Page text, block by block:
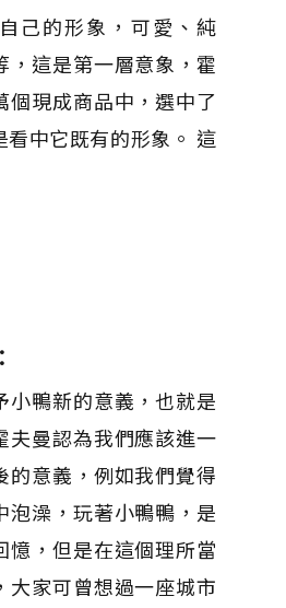
己的形象，可愛、純
這是第一層意象，霍
個現成商品中，選中了
看中它既有的形象。 這
小鴨新的意義，也就是
夫曼認為我們應該進一
的意義，例如我們覺得
泡澡，玩著小鴨鴨，是
憶，但是在這個理所當
大家可曾想過一座城市